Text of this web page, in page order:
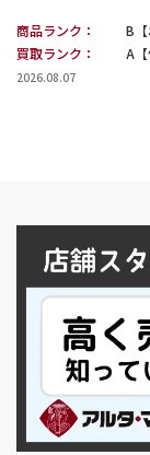
商品ランク：
B【
買取ランク：
A【
2026.08.07